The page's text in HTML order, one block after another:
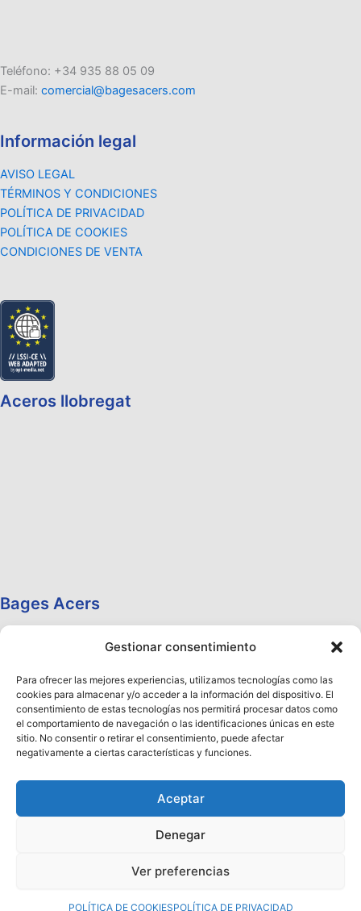
Gestionar consentimiento
Para ofrecer las mejores experiencias, utilizamos tecnologías como las
cookies para almacenar y/o acceder a la información del dispositivo. El
consentimiento de estas tecnologías nos permitirá procesar datos como
el comportamiento de navegación o las identificaciones únicas en este
sitio. No consentir o retirar el consentimiento, puede afectar
negativamente a ciertas características y funciones.
Aceptar
Denegar
Ver preferencias
POLÍTICA DE COOKIESPOLÍTICA DE PRIVACIDAD
para descargarlo Descartar
Teléfono: +34 935 88 05 09
E-mail: comercial@bagesacers.com
Información legal
AVISO LEGAL
TÉRMINOS Y CONDICIONES
POLÍTICA DE PRIVACIDAD
POLÍTICA DE COOKIES
CONDICIONES DE VENTA
Aceros llobregat
Bages Acers
Copyright © 2026 Aceros Llobregat